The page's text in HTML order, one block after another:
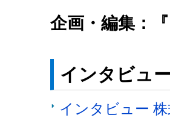
企画・編集：
インタビュ
インタビュー